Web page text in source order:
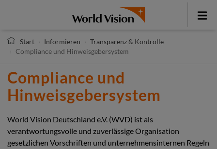
Toggle
Start
Informieren
Transparenz & Kontrolle
Compliance und Hinweisgebersystem
Compliance und
Hinweisgebersystem
World Vision Deutschland e.V. (WVD) ist als
verantwortungsvolle und zuverlässige Organisation
gesetzlichen Vorschriften und unternehmensinternen Regeln